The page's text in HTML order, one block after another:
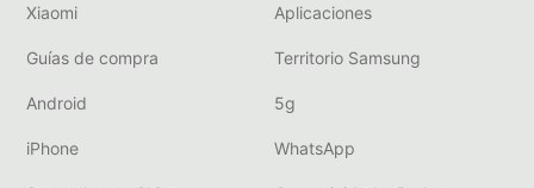
Xiaomi Aplicaciones
Guías de compra Territorio Samsung
Android 5g
iPhone WhatsApp